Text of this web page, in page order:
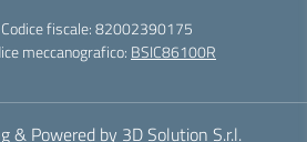
Codice fiscale: 82002390175
meccanografico: BSIC86100R
& Powered by 3D Solution S.r.l.